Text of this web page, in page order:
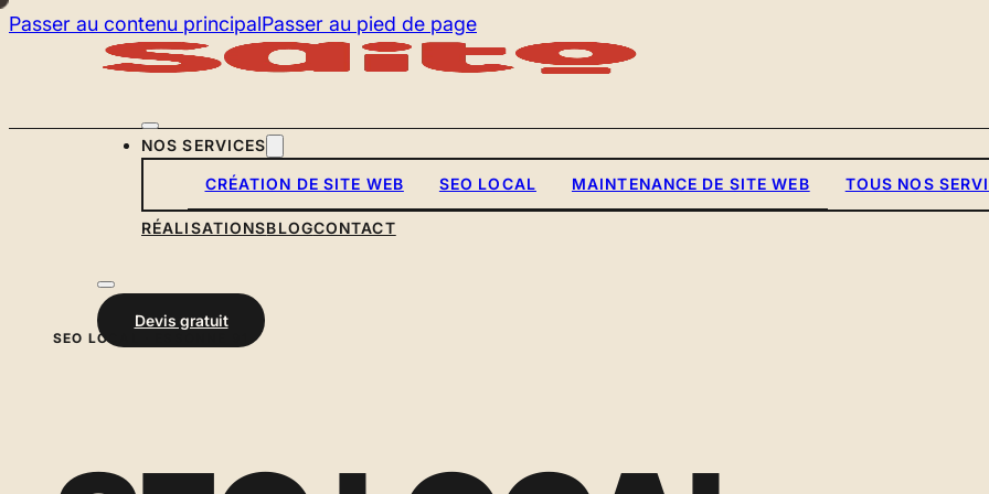
Passer au contenu principalPasser au pied de page
NOS SERVICES
CRÉATION DE SITE WEB SEO LOCAL MAINTENANCE DE SITE WEB TOUS NOS
RÉALISATIONSBLOGCONTACT
Devis gratuit
SEO LOCAL · ESSONNE 91